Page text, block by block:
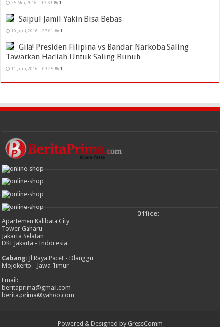
25 Mei, 2016 | 13:39 1
Saipul Jamil Yakin Bisa Bebas
10 Juni, 2016 | 23:01 1
Gila! Presiden Filipina vs Bandar Narkoba Saling
Tawarkan Hadiah Untuk Saling Bunuh
11 Juni, 2016 | 09:25 1
Office:
Apartemen Kalibata City
Tower Gaharu
Jakarta Selatan
DKI Jakarta - Indonesia
Cabang: Jl Raya Pacet - Dlanggu
Mojokerto - Jawa Timur
Email:
beritaprima@gmail.com
berita.prima@yahoo.com
Powered & Designed by GressComm